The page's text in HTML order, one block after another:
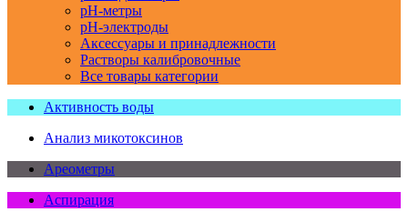
pH-метры
pH-электроды
Аксессуары и принадлежности
Растворы калибровочные
Все товары категории
Активность воды
Анализ микотоксинов
Ареометры
Аспирация